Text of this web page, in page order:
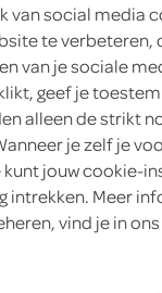
van social media
te verbeteren,
van je sociale
geef je
alleen de strikt
je zelf je
kunt jouw cookie-
intrekken. Meer
vind je in